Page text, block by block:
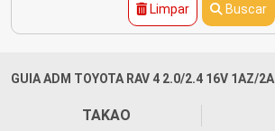
Limpar Buscar
GUIA ADM TOYOTA RAV 4 2.0/2.4 16V 1AZ/2A
TAKAO